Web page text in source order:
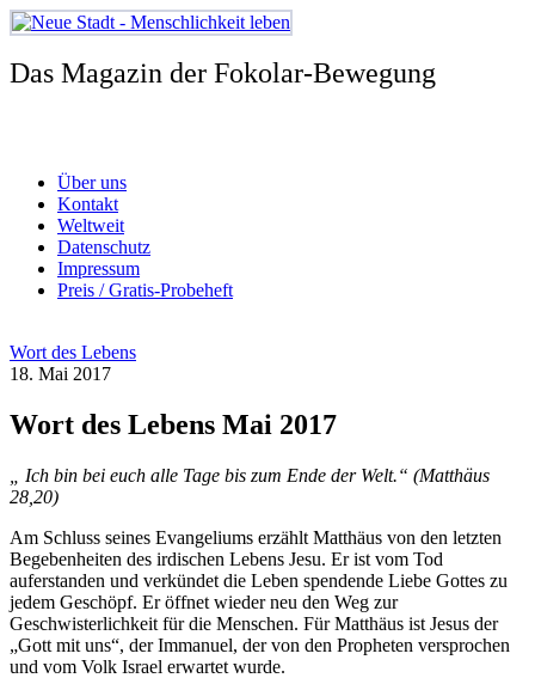
Zum
Inhalt
springen
Das Magazin der Fokolar-Bewegung
Über uns
Kontakt
Weltweit
Datenschutz
Impressum
Preis / Gratis-Probeheft
Wort des Lebens
18. Mai 2017
Wort des Lebens Mai 2017
„ Ich bin bei euch alle Tage bis zum Ende der Welt.“ (Matthäus
28,20)
Am Schluss seines Evangeliums erzählt Matthäus von den letzten
Begebenheiten des irdischen Lebens Jesu. Er ist vom Tod
auferstanden und verkündet die Leben spendende Liebe Gottes zu
jedem Geschöpf. Er öffnet wieder neu den Weg zur
Geschwisterlichkeit für die Menschen. Für Matthäus ist Jesus der
„Gott mit uns“, der Immanuel, der von den Propheten versprochen
und vom Volk Israel erwartet wurde.